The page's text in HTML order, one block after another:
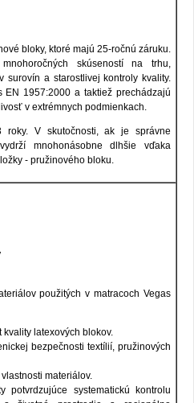
bloky, ktoré majú 25-ročnú záruku.
skúseností na trhu,
surovín a starostlivej kontroly kvality.
EN 1957:2000 a taktiež prechádzajú
v extrémnych podmienkach.
V skutočnosti, ak je správne
mnohonásobne dlhšie vďaka
- pružinového bloku.
použitých v matracoch Vegas
latexových blokov.
bezpečnosti textílií, pružinových
materiálov.
potvrdzujúce systematickú kontrolu